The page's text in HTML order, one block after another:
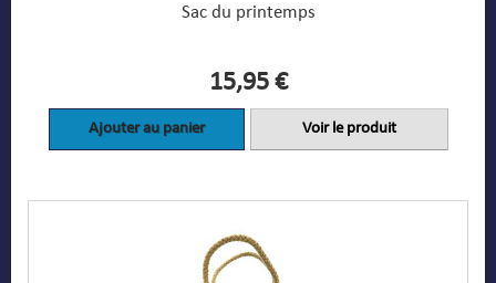
Sac du printemps
15,95 €
Ajouter au panier Voir le produit